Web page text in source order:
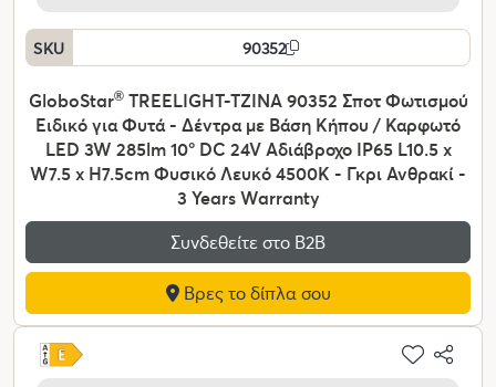
SKU 90352
GloboStar®TREELIGHT-TZINA 90352 Σποτ Φωτισμού
Ειδικό για Φυτά - Δέντρα με Βάση Κήπου / Καρφωτό
LED 3W 285lm 10° DC 24V Αδιάβροχο IP65 L10.5 x
W7.5 x H7.5cm Φυσικό Λευκό 4500K - Γκρι Ανθρακί -
3 Years Warranty
Συνδεθείτε στο Β2Β
Βρες το δίπλα σου